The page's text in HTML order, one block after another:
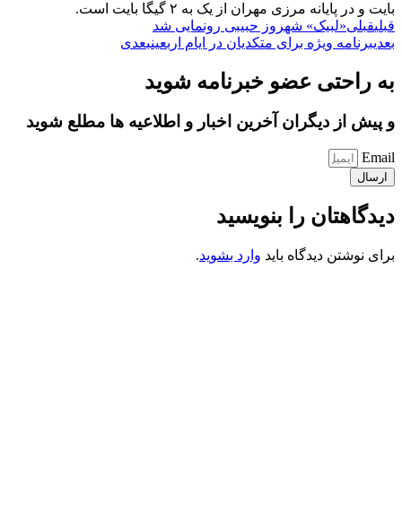
بایت و در پایانه مرزی مهران از یک به ۲ گیگا بایت است.
قبلیقبلی«لبیک» شهروز حبیبی رونمایی شد
بعدیبرنامه ویژه برای متکدیان در ایام اربعینبعدی
به راحتی عضو خبرنامه شوید
و پیش از دیگران آخرین اخبار و اطلاعیه ها مطلع شوید
Email
ارسال
دیدگاهتان را بنویسید
برای نوشتن دیدگاه باید وارد بشوید.